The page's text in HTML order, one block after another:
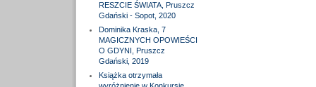
RESZCIE ŚWIATA, Pruszcz
Gdański - Sopot, 2020
Dominika Kraska, 7
MAGICZNYCH OPOWIEŚCI
O GDYNI, Pruszcz
Gdański, 2019
Książka otrzymała